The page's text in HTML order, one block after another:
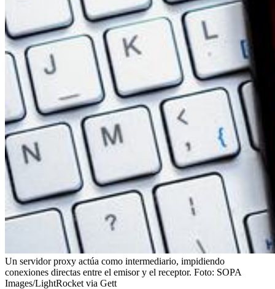
Un servidor proxy actúa como intermediario, impidiendo
conexiones directas entre el emisor y el receptor. Foto: SOPA
Images/LightRocket via Gett